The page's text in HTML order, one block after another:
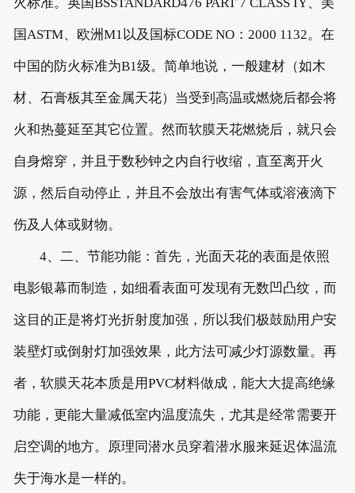
国ASTM、欧洲M1以及国标CODE NO：2000 1132。在
中国的防火标准为B1级。简单地说，一般建材（如木
材、石膏板其至金属天花）当受到高温或燃烧后都会将
火和热蔓延至其它位置。然而软膜天花燃烧后，就只会
自身熔穿，并且于数秒钟之内自行收缩，直至离开火
源，然后自动停止，并且不会放出有害气体或溶液滴下
伤及人体或财物。
4、二、节能功能：首先，光面天花的表面是依照
电影银幕而制造，如细看表面可发现有无数凹凸纹，而
这目的正是将灯光折射度加强，所以我们极鼓励用户安
装壁灯或倒射灯加强效果，此方法可减少灯源数量。再
者，软膜天花本质是用PVC材料做成，能大大提高绝缘
功能，更能大量减低室内温度流失，尤其是经常需要开
启空调的地方。原理同潜水员穿着潜水服来延迟体温流
失于海水是一样的。